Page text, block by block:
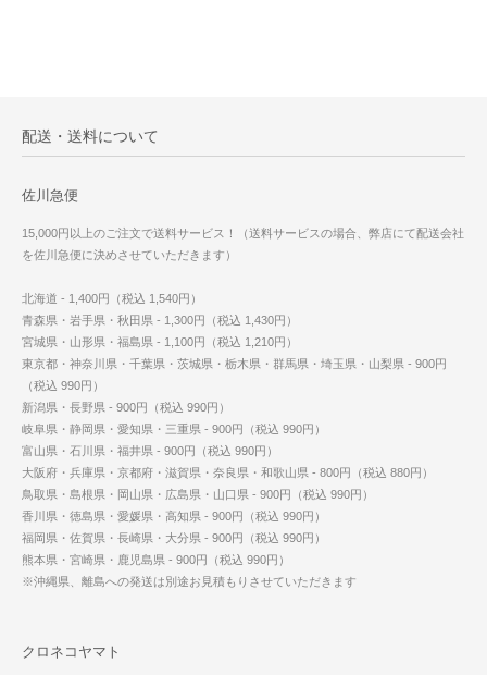
配送・送料について
佐川急便
15,000円以上のご注文で送料サービス！（送料サービスの場合、弊店にて配送会社
を佐川急便に決めさせていただきます）
北海道 - 1,400円（税込 1,540円）
青森県・岩手県・秋田県 - 1,300円（税込 1,430円）
宮城県・山形県・福島県 - 1,100円（税込 1,210円）
東京都・神奈川県・千葉県・茨城県・栃木県・群馬県・埼玉県・山梨県 - 900円
（税込 990円）
新潟県・長野県 - 900円（税込 990円）
岐阜県・静岡県・愛知県・三重県 - 900円（税込 990円）
富山県・石川県・福井県 - 900円（税込 990円）
大阪府・兵庫県・京都府・滋賀県・奈良県・和歌山県 - 800円（税込 880円）
鳥取県・島根県・岡山県・広島県・山口県 - 900円（税込 990円）
香川県・徳島県・愛媛県・高知県 - 900円（税込 990円）
福岡県・佐賀県・長崎県・大分県 - 900円（税込 990円）
熊本県・宮崎県・鹿児島県 - 900円（税込 990円）
※沖縄県、離島への発送は別途お見積もりさせていただきます
クロネコヤマト